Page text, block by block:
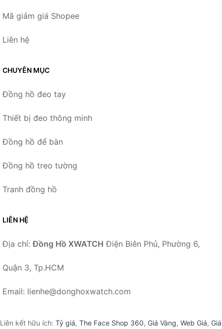
Mã giảm giá Shopee
Liên hệ
CHUYÊN MỤC
Đồng hồ đeo tay
Thiết bị đeo thông minh
Đồng hồ để bàn
Đồng hồ treo tường
Tranh đồng hồ
LIÊN HỆ
Địa chỉ:Đồng Hồ XWATCH Điện Biên Phủ, Phường 6,
Quận 3, Tp.HCM
Email: lienhe@donghoxwatch.com
Liên kết hữu ích: Tỷ giá, The Face Shop 360, Giá Vàng, Web Giá, Giá